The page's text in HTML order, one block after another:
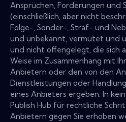
Ansprüchen, Forderungen und
(einschließlich, aber nicht
Folge-, Sonder-, Straf- und
und unbekannt, vermutet und
und nicht offengelegt, die sich
Weise im Zusammenhang mit
Anbietern oder den von den
Dienstleistungen oder
eines Anbieters ergeben. In
Publish Hub für rechtliche
Anbietern gegen Sie erhoben